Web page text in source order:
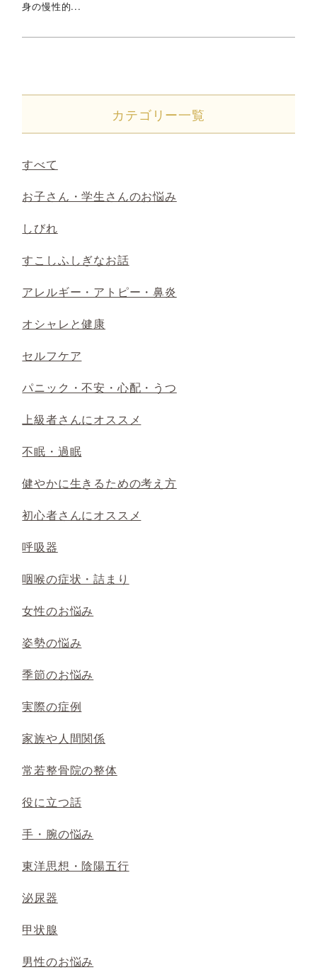
身の慢性的...
カテゴリー一覧
すべて
お子さん・学生さんのお悩み
しびれ
すこしふしぎなお話
アレルギー・アトピー・鼻炎
オシャレと健康
セルフケア
パニック・不安・心配・うつ
上級者さんにオススメ
不眠・過眠
健やかに生きるための考え方
初心者さんにオススメ
呼吸器
咽喉の症状・詰まり
女性のお悩み
姿勢の悩み
季節のお悩み
実際の症例
家族や人間関係
常若整骨院の整体
役に立つ話
手・腕の悩み
東洋思想・陰陽五行
泌尿器
甲状腺
男性のお悩み